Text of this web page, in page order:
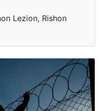
Lezion, Rishon